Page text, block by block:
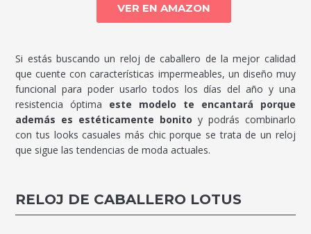
VER EN AMAZON
Si estás buscando un reloj de caballero de la mejor calidad
que cuente con características impermeables, un diseño muy
funcional para poder usarlo todos los días del año y una
resistencia óptima este modelo te encantará porque
además es estéticamente bonito y podrás combinarlo
con tus looks casuales más chic porque se trata de un reloj
que sigue las tendencias de moda actuales.
RELOJ DE CABALLERO LOTUS